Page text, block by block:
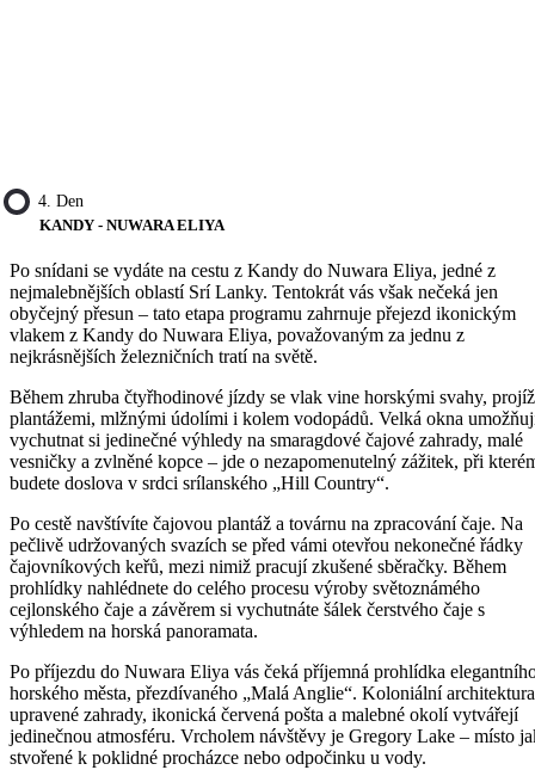
4. Den
KANDY - NUWARA ELIYA
Po snídani se vydáte na cestu z Kandy do Nuwara Eliya, jedné z
nejmalebnějších oblastí Srí Lanky. Tentokrát vás však nečeká jen
obyčejný přesun – tato etapa programu zahrnuje přejezd ikonickým
vlakem z Kandy do Nuwara Eliya, považovaným za jednu z
nejkrásnějších železničních tratí na světě.
Během zhruba čtyřhodinové jízdy se vlak vine horskými svahy,
plantážemi, mlžnými údolími i kolem vodopádů. Velká okna
vychutnat si jedinečné výhledy na smaragdové čajové zahrady, malé
vesničky a zvlněné kopce – jde o nezapomenutelný zážitek, při
budete doslova v srdci srílanského „Hill Country“.
Po cestě navštívíte čajovou plantáž a továrnu na zpracování čaje. Na
pečlivě udržovaných svazích se před vámi otevřou nekonečné řádky
čajovníkových keřů, mezi nimiž pracují zkušené sběračky. Během
prohlídky nahlédnete do celého procesu výroby světoznámého
cejlonského čaje a závěrem si vychutnáte šálek čerstvého čaje s
výhledem na horská panoramata.
Po příjezdu do Nuwara Eliya vás čeká příjemná prohlídka
horského města, přezdívaného „Malá Anglie“. Koloniální
upravené zahrady, ikonická červená pošta a malebné okolí vytvářejí
jedinečnou atmosféru. Vrcholem návštěvy je Gregory Lake – místo
stvořené k poklidné procházce nebo odpočinku u vody.